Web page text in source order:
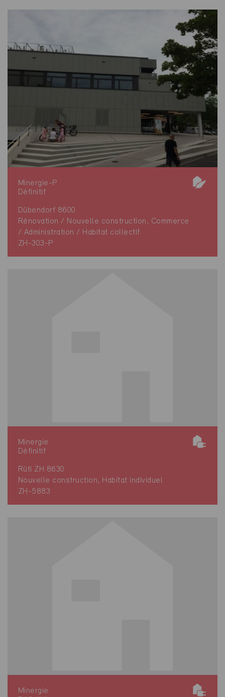
Minergie-P
Définitif
Dübendorf 8600
Rénovation / Nouvelle construction, Commerce
/ Administration / Habitat collectif
ZH-303-P
Minergie
Définitif
Rüti ZH 8630
Nouvelle construction, Habitat individuel
ZH-5883
Minergie